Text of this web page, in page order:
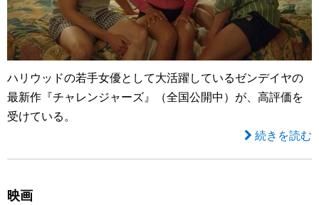
ハリウッドの若手女優として大活躍しているゼンデイヤの
最新作『チャレンジャーズ』（全国公開中）が、高評価を
受けている。
続きを読む
映画